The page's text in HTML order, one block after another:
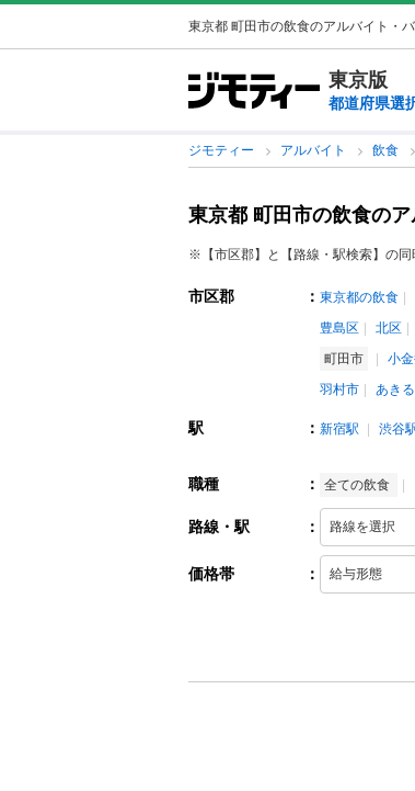
東京都 町田市の飲食のアルバイト・
東京版
都道府県選
ジモティー アルバイト 飲食
東京都 町田市の飲食の
※【市区郡】と【路線・駅検索】の同
市区郡 ： 東京都の飲食
豊島区
北区
町田市
小
羽村市
あき
駅 ： 新宿駅 渋谷
職種 ： 全ての飲食
路線・駅 ：
価格帯 ：